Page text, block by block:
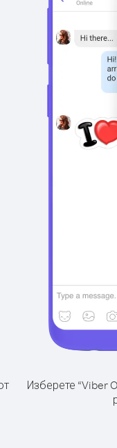
Изберете “Viber